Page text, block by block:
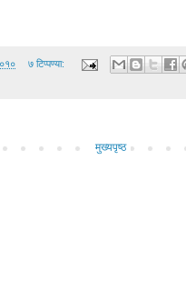
७ टिप्पण्या:
मुख्यपृष्ठ